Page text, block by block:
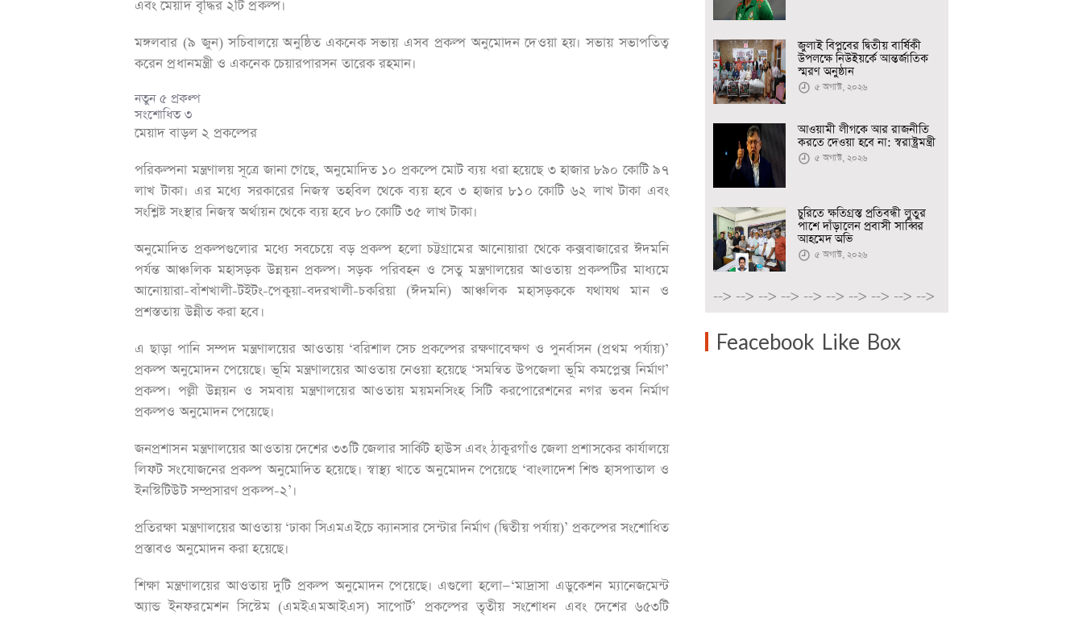
এবং মেয়াদ বৃদ্ধির ২টি প্রকল্প।
মঙ্গলবার (৯ জুন) সচিবালয়ে অনুষ্ঠিত একনেক সভায় এসব প্রকল্প অনুমোদন দেওয়া হয়। সভায় সভাপতিত্ব
করেন প্রধানমন্ত্রী ও একনেক চেয়ারপারসন তারেক রহমান।
নতুন ৫ প্রকল্প
সংশোধিত ৩
মেয়াদ বাড়ল ২ প্রকল্পের
পরিকল্পনা মন্ত্রণালয় সূত্রে জানা গেছে, অনুমোদিত ১০ প্রকল্পে মোট ব্যয় ধরা হয়েছে ৩ হাজার ৮৯০ কোটি ৯৭
লাখ টাকা। এর মধ্যে সরকারের নিজস্ব তহবিল থেকে ব্যয় হবে ৩ হাজার ৮১০ কোটি ৬২ লাখ টাকা এবং
সংশ্লিষ্ট সংস্থার নিজস্ব অর্থায়ন থেকে ব্যয় হবে ৮০ কোটি ৩৫ লাখ টাকা।
অনুমোদিত প্রকল্পগুলোর মধ্যে সবচেয়ে বড় প্রকল্প হলো চট্টগ্রামের আনোয়ারা থেকে কক্সবাজারের ঈদমনি
পর্যন্ত আঞ্চলিক মহাসড়ক উন্নয়ন প্রকল্প। সড়ক পরিবহন ও সেতু মন্ত্রণালয়ের আওতায় প্রকল্পটির মাধ্যমে
আনোয়ারা-বাঁশখালী-টইটং-পেকুয়া-বদরখালী-চকরিয়া (ঈদমনি) আঞ্চলিক মহাসড়ককে যথাযথ মান ও
প্রশস্ততায় উন্নীত করা হবে।
এ ছাড়া পানি সম্পদ মন্ত্রণালয়ের আওতায় ‘বরিশাল সেচ প্রকল্পের রক্ষণাবেক্ষণ ও পুনর্বাসন (প্রথম পর্যায়)’
প্রকল্প অনুমোদন পেয়েছে। ভূমি মন্ত্রণালয়ের আওতায় নেওয়া হয়েছে ‘সমন্বিত উপজেলা ভূমি কমপ্লেক্স নির্মাণ’
প্রকল্প। পল্লী উন্নয়ন ও সমবায় মন্ত্রণালয়ের আওতায় ময়মনসিংহ সিটি করপোরেশনের নগর ভবন নির্মাণ
প্রকল্পও অনুমোদন পেয়েছে।
জনপ্রশাসন মন্ত্রণালয়ের আওতায় দেশের ৩৩টি জেলার সার্কিট হাউস এবং ঠাকুরগাঁও জেলা প্রশাসকের কার্যালয়ে
লিফট সংযোজনের প্রকল্প অনুমোদিত হয়েছে। স্বাস্থ্য খাতে অনুমোদন পেয়েছে ‘বাংলাদেশ শিশু হাসপাতাল ও
ইনস্টিটিউট সম্প্রসারণ প্রকল্প-২’।
প্রতিরক্ষা মন্ত্রণালয়ের আওতায় ‘ঢাকা সিএমএইচে ক্যানসার সেন্টার নির্মাণ (দ্বিতীয় পর্যায়)’ প্রকল্পের সংশোধিত
প্রস্তাবও অনুমোদন করা হয়েছে।
শিক্ষা মন্ত্রণালয়ের আওতায় দুটি প্রকল্প অনুমোদন পেয়েছে। এগুলো হলো—‘মাদ্রাসা এডুকেশন ম্যানেজমেন্ট
অ্যান্ড ইনফরমেশন সিস্টেম (এমইএমআইএস) সাপোর্ট’ প্রকল্পের তৃতীয় সংশোধন এবং দেশের ৬৫৩টি
জুলাই বিপ্লবের দ্বিতীয় বার্ষিকী
উপলক্ষে নিউইয়র্কে আন্তর্জাতিক
স্মরণ অনুষ্ঠান
৫ অগাস্ট, ২০২৬
আওয়ামী লীগকে আর রাজনীতি
করতে দেওয়া হবে না: স্বরাষ্ট্রমন্ত্রী
৫ অগাস্ট, ২০২৬
চুরিতে ক্ষতিগ্রস্ত প্রতিবন্ধী লুতুর
পাশে দাঁড়ালেন প্রবাসী সাব্বির
আহমেদ অভি
৫ অগাস্ট, ২০২৬
--> --> --> --> --> --> --> --> --> -->
Feacebook Like Box